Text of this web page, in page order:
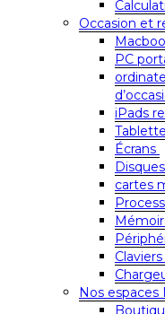
Occasion et
PC
iPads
Tablette
Écrans
cartes
Nos espaces